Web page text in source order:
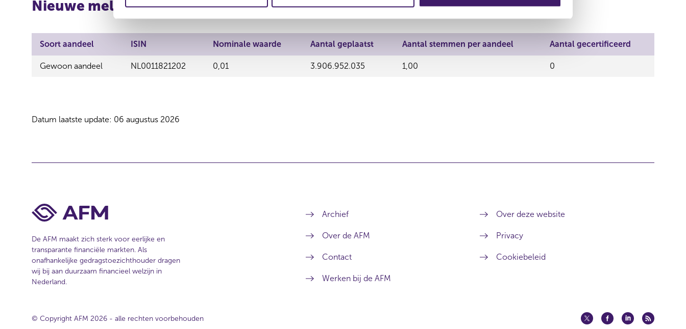
i
Nieuwe melding
Soort aandeel ISIN Nominale waarde Aantal geplaatst Aantal stemmen per aandeel Aantal gecertificeerd
Gewoon aandeel NL0011821202 0,01 3.906.952.035 1,00 0
Datum laatste update: 06 augustus 2026
Archief
Over de AFM
Contact
Werken bij de AFM
Over deze website
Privacy
Cookiebeleid
De AFM maakt zich sterk voor eerlijke en
transparante financiële markten. Als
onafhankelijke gedragstoezichthouder dragen
wij bij aan duurzaam financieel welzijn in
Nederland.
© Copyright AFM 2026 - alle rechten voorbehouden